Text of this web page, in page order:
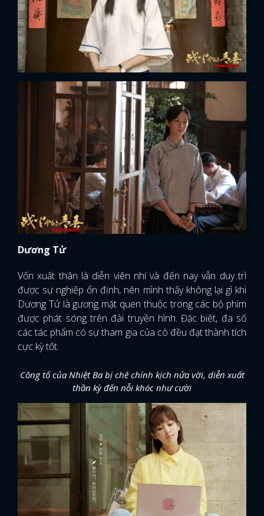
Dương Tử
Vốn xuất thân là diễn viên nhí và đến nay vẫn duy trì
được sự nghiệp ổn định, nên mình thấy không lại gì khi
Dương Tử là gương mặt quen thuộc trong các bộ phim
được phát sóng trên đài truyền hình. Đặc biệt, đa số
các tác phẩm có sự tham gia của cô đều đạt thành tích
cực kỳ tốt.
Công tố của Nhiệt Ba bị chê chính kịch nửa vời, diễn xuất
thần kỳ đến nỗi khóc như cười